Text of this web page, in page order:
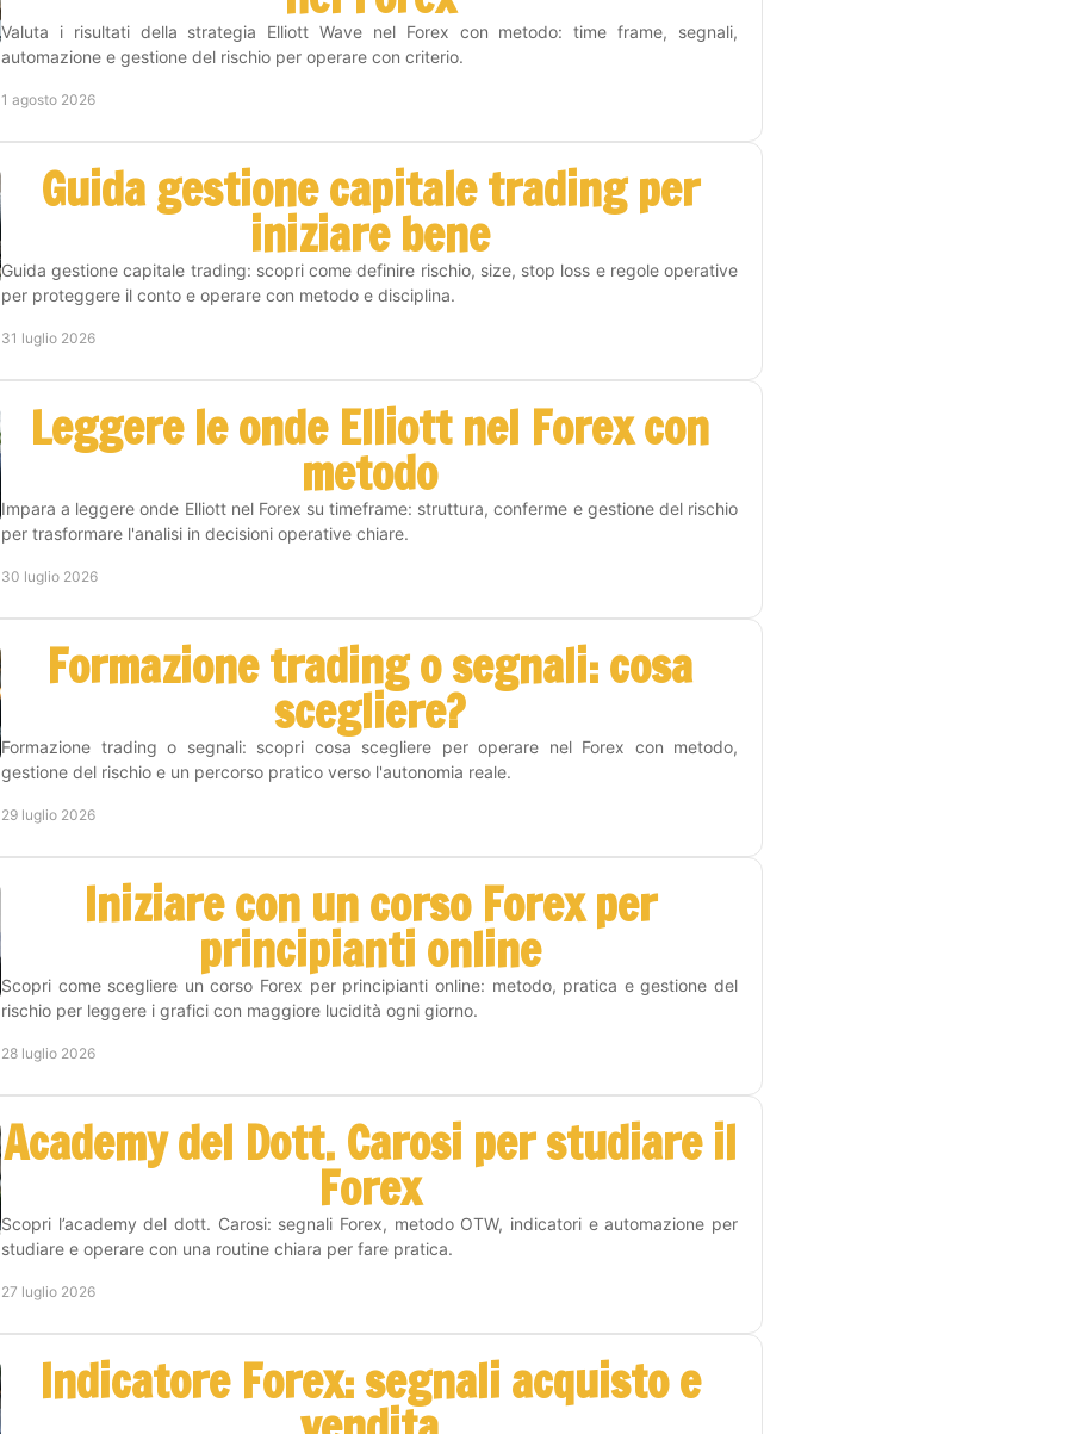
Valuta i risultati della strategia Elliott Wave nel Forex con metodo: time frame, segnali,
automazione e gestione del rischio per operare con criterio.
1 agosto 2026
Guida gestione capitale trading per
iniziare bene
Guida gestione capitale trading: scopri come definire rischio, size, stop loss e regole operative
per proteggere il conto e operare con metodo e disciplina.
31 luglio 2026
Leggere le onde Elliott nel Forex con
metodo
Impara a leggere onde Elliott nel Forex su timeframe: struttura, conferme e gestione del rischio
per trasformare l'analisi in decisioni operative chiare.
30 luglio 2026
Formazione trading o segnali: cosa
scegliere?
Formazione trading o segnali: scopri cosa scegliere per operare nel Forex con metodo,
gestione del rischio e un percorso pratico verso l'autonomia reale.
29 luglio 2026
Iniziare con un corso Forex per
principianti online
Scopri come scegliere un corso Forex per principianti online: metodo, pratica e gestione del
rischio per leggere i grafici con maggiore lucidità ogni giorno.
28 luglio 2026
Academy del Dott. Carosi per studiare il
Forex
Scopri l’academy del dott. Carosi: segnali Forex, metodo OTW, indicatori e automazione per
studiare e operare con una routine chiara per fare pratica.
27 luglio 2026
Indicatore Forex: segnali acquisto e